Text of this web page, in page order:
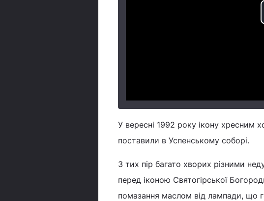
У вересні 1992 року ікону хресним
поставили в Успенському соборі.
З тих пір багато хворих різними
перед іконою Святогірської
помазання маслом від лампади, що